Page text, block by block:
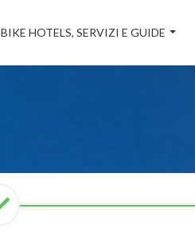
BIKE HOTELS, SERVIZI E GUIDE